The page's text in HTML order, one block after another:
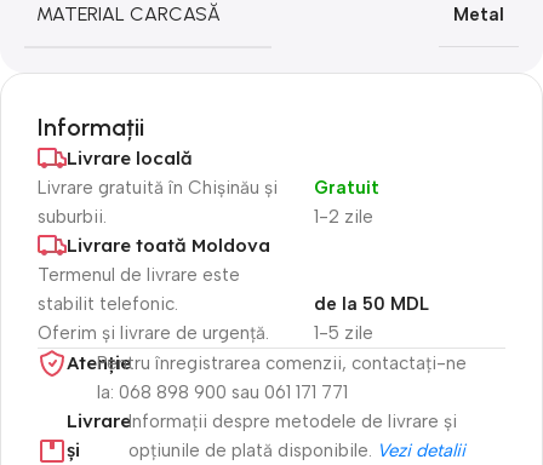
MATERIAL CARCASĂ Metal
Informații
Livrare locală
Livrare gratuită în Chișinău și
suburbii.
1-2 zile
Gratuit
Livrare toată Moldova
Termenul de livrare este
stabilit telefonic.
Oferim și livrare de urgență.
1-5 zile
de la 50 MDL
Atenție​Pentru înregistrarea comenzii, contactați-ne
la: 068 898 900 sau 061 171 771
Livrare
și
Informații despre metodele de livrare și
opțiunile de plată disponibile. Vezi detalii